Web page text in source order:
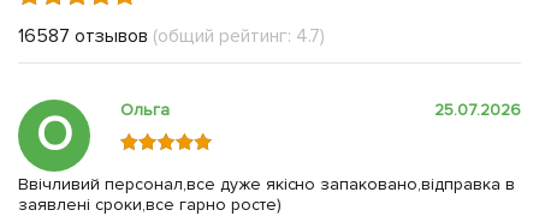
16587 отзывов (общий рейтинг: 4.7)
О Ольга 25.07.2026
Ввічливий персонал,все дуже якісно запаковано,відправка в
заявлені сроки,все гарно росте)